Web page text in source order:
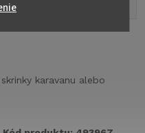
karavanu alebo